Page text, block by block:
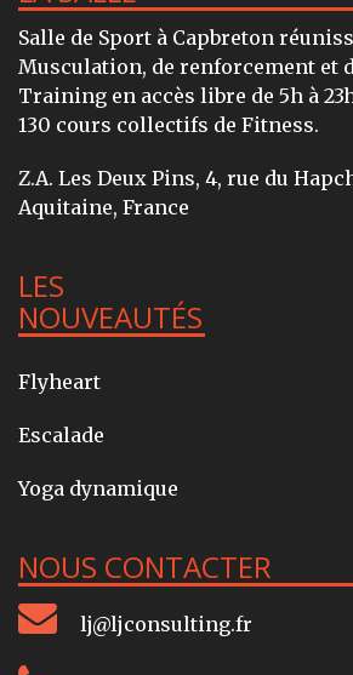
Salle de Sport à Capbreton
Musculation, de renforcement et
Training en accès libre de 5h à
130 cours collectifs de Fitness.
Z.A. Les Deux Pins, 4, rue du
Aquitaine, France
LES
NOUVEAUTÉS
Flyheart
Escalade
Yoga dynamique
NOUS CONTACTER
lj@ljconsulting.fr